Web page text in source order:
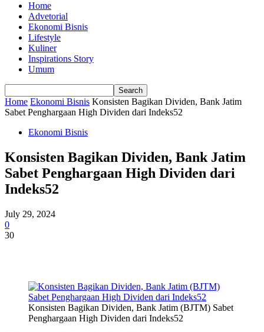
Home
Advetorial
Ekonomi Bisnis
Lifestyle
Kuliner
Inspirations Story
Umum
Home Ekonomi Bisnis Konsisten Bagikan Dividen, Bank Jatim
Sabet Penghargaan High Dividen dari Indeks52
Ekonomi Bisnis
Konsisten Bagikan Dividen, Bank Jatim
Sabet Penghargaan High Dividen dari
Indeks52
July 29, 2024
0
30
Konsisten Bagikan Dividen, Bank Jatim (BJTM) Sabet
Penghargaan High Dividen dari Indeks52